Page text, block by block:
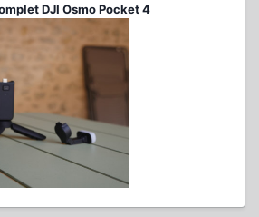
DJI Osmo Pocket 4